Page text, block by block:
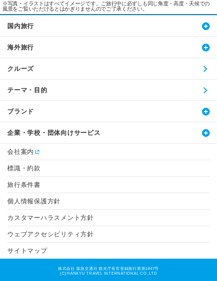
※写真・イラストはすべてイメージです。ご旅行中に必ずしも同じ角度・高度・天候での
風景をご覧いただけるとはかぎりませんのでご了承ください。
国内旅行
海外旅行
クルーズ
テーマ・目的
ブランド
企業・学校・団体向けサービス
会社案内
標識・約款
旅行条件書
個人情報保護方針
カスタマーハラスメント方針
ウェブアクセシビリティ方針
サイトマップ
株式会社 阪急交通社 観光庁長官登録旅行業第1847号
(C)HANKYU TRAVEL INTERNATIONAL CO.,LTD